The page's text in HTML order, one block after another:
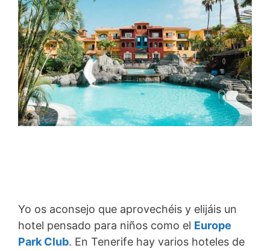
Yo os aconsejo que aprovechéis y elijáis un
hotel pensado para niños como el Europe
Park Club. En Tenerife hay varios hoteles de